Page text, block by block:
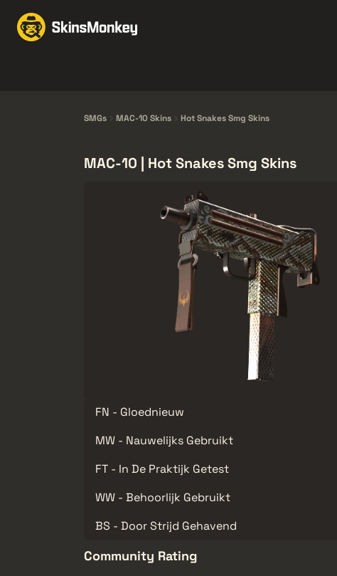
SMGs MAC-10 Skins Hot Snakes Smg Skins
MAC-10 | Hot Snakes Smg Skins
FN - Gloednieuw
MW - Nauwelijks Gebruikt
FT - In De Praktijk Getest
WW - Behoorlijk Gebruikt
BS - Door Strijd Gehavend
Community Rating